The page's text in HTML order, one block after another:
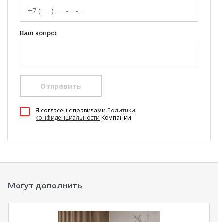
Ваш вопрос
Отправить
Я согласен c правилами Политики
конфиденциальности Компании.
Могут дополнить